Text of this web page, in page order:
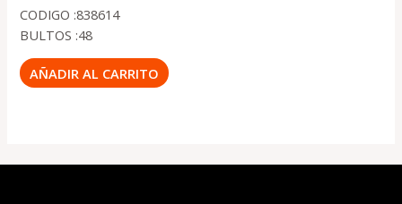
CODIGO :838614
BULTOS :48
AÑADIR AL CARRITO